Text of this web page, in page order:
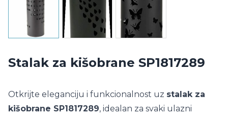
Stalak za kišobrane SP1817289
Otkrijte eleganciju i funkcionalnost uz stalak za
kišobrane SP1817289, idealan za svaki ulazni